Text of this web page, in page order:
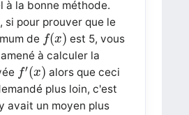
à la bonne méthode.
si pour prouver que le
de f(x)
f(x ) est 5, vous
à calculer la
f′(x)
f′(x )
alors que ceci
plus loin, c'est
avait un moyen plus